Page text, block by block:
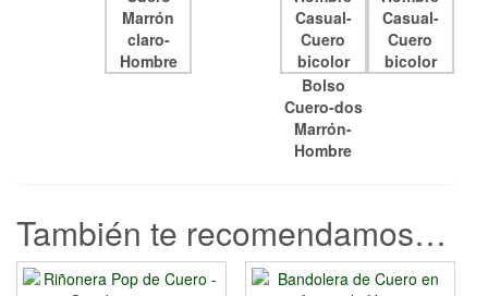
Bolso
Cuero-dos
Marrón-
Hombre
También te recomendamos…